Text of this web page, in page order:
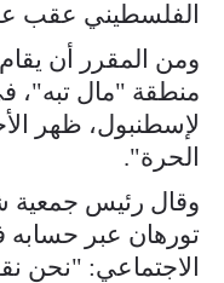
الفلسطيني عقب
ومن المقرر أن
منطقة "مال تبه"،
لإسطنبول، ظهر
الحرة".
وقال رئيس جمعية
الاجتماعي: "نحن